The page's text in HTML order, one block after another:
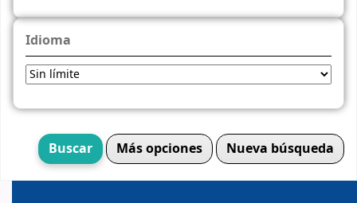
Idioma
Más opciones Nueva búsqueda